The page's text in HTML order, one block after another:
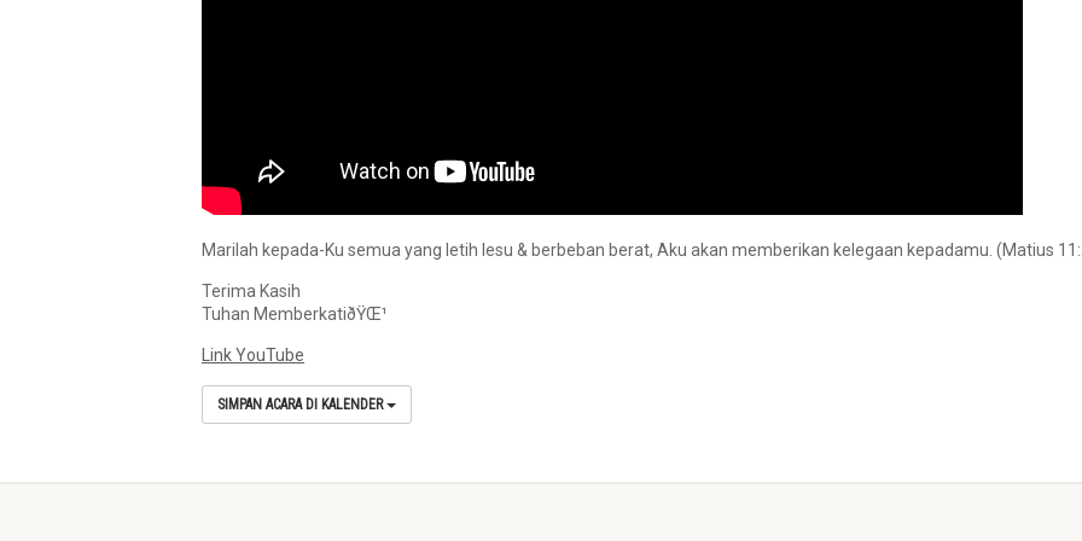
Marilah kepada-Ku semua yang letih lesu & berbeban berat, Aku akan memberikan kelegaan kepadamu. (Matius
Terima Kasih
Tuhan MemberkatiðŸŒ¹
Link YouTube
SIMPAN ACARA DI KALENDER